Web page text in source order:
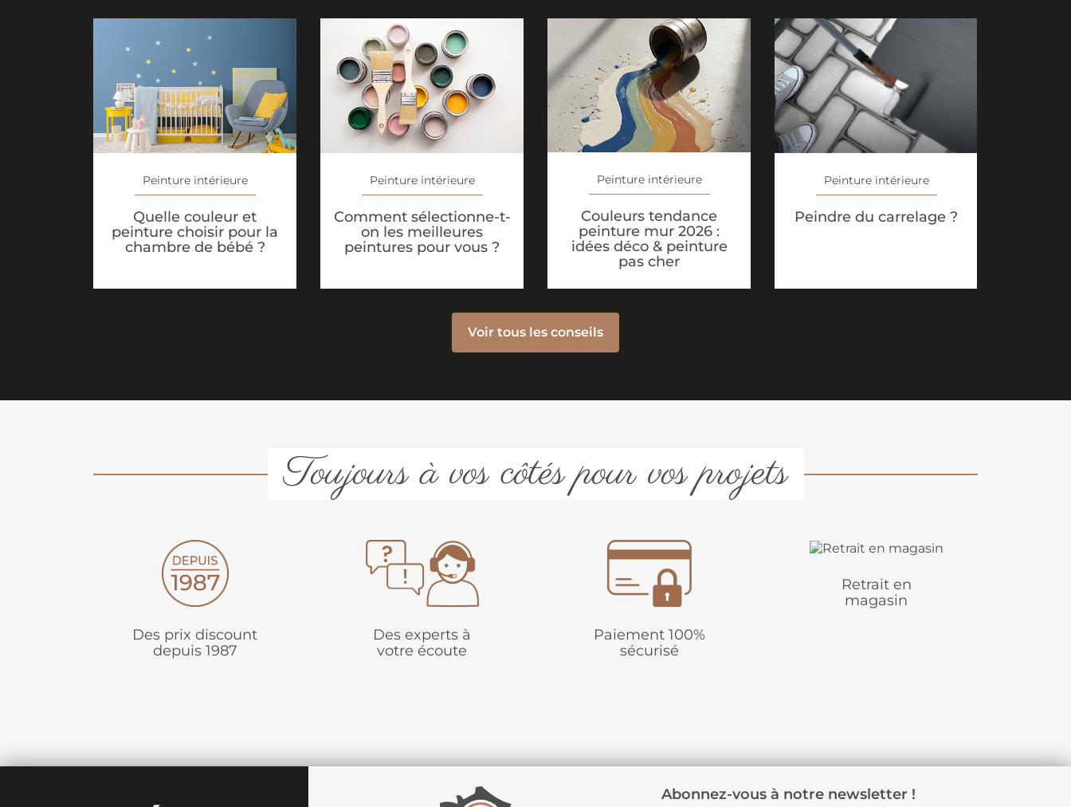
Peinture intérieure
Quelle couleur et
peinture choisir pour la
chambre de bébé ?
Peinture intérieure
Comment sélectionne-t-
on les meilleures
peintures pour vous ?
Peinture intérieure
Couleurs tendance
peinture mur 2026 :
idées déco & peinture
pas cher
Peinture intérieure
Peindre du carrelage ?
Voir tous les conseils
Toujours à vos côtés pour vos projets
Des prix discount
depuis 1987
Des experts à
votre écoute
Paiement 100%
sécurisé
Retrait en
magasin
Abonnez-vous à notre newsletter !